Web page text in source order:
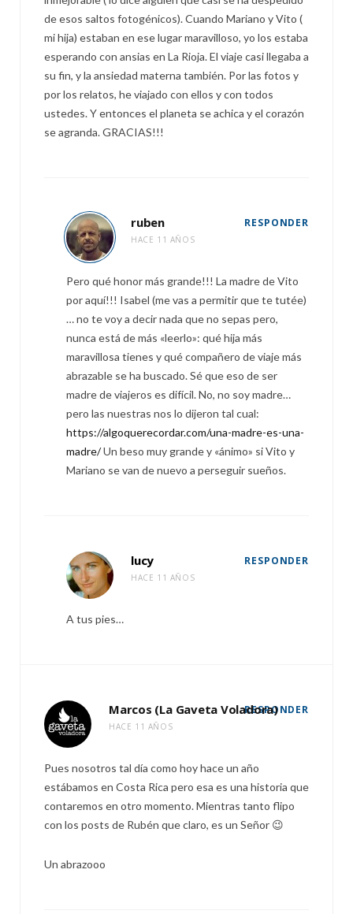
de esos saltos fotogénicos). Cuando Mariano y Vito (
mi hija) estaban en ese lugar maravilloso, yo los estaba
esperando con ansias en La Rioja. El viaje casi llegaba a
su fin, y la ansiedad materna también. Por las fotos y
por los relatos, he viajado con ellos y con todos
ustedes. Y entonces el planeta se achica y el corazón
se agranda. GRACIAS!!!
ruben
HACE 11 AÑOS
RESPONDER
Pero qué honor más grande!!! La madre de Vito
por aquí!!! Isabel (me vas a permitir que te tutée)
… no te voy a decir nada que no sepas pero,
nunca está de más «leerlo»: qué hija más
maravillosa tienes y qué compañero de viaje más
abrazable se ha buscado. Sé que eso de ser
madre de viajeros es difícil. No, no soy madre…
pero las nuestras nos lo dijeron tal cual:
https://algoquerecordar.com/una-madre-es-una-
madre/Un beso muy grande y «ánimo» si Vito y
Mariano se van de nuevo a perseguir sueños.
lucy
HACE 11 AÑOS
RESPONDER
A tus pies…
Marcos (La Gaveta Voladora)
HACE 11 AÑOS
RESPONDER
Pues nosotros tal día como hoy hace un año
estábamos en Costa Rica pero esa es una historia que
contaremos en otro momento. Mientras tanto flipo
con los posts de Rubén que claro, es un Señor 😉
Un abrazooo